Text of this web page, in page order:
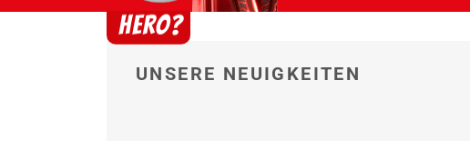
UNSERE NEUIGKEITEN